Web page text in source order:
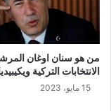
من هو سنان اوغان
الانتخابات التركية
15 مايو، 2023